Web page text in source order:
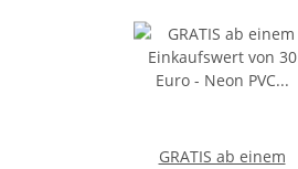
GRATIS ab einem